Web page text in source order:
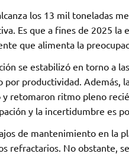
los 13 mil toneladas
Es que a fines de 2025 la
que alimenta la
se estabilizó en torno a
por productividad. Además,
retomaron ritmo pleno
y la incertidumbre es
de mantenimiento en la
refractarios. No obstante,